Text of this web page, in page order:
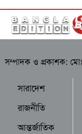
সম্পাদক ও প্রকাশক:
সারাদেশ
রাজনীতি
আন্তর্জাতিক